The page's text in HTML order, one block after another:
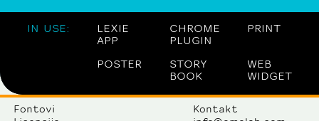
IN USE:
LEXIE
APP
POSTER
CHROME
PLUGIN
STORY
BOOK
PRINT
WEB
WIDGET
Fontovi
Kontakt